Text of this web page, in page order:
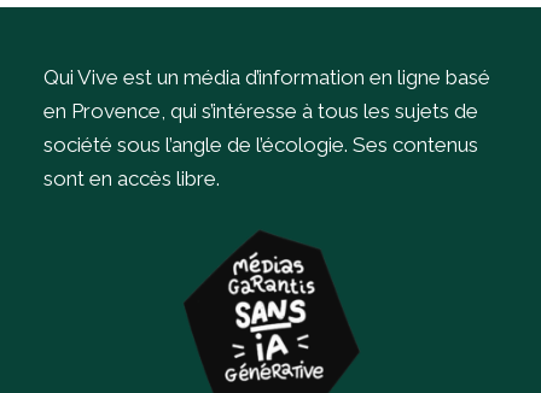
Qui Vive est un média d’information en ligne basé
en Provence, qui s’intéresse à tous les sujets de
société sous l’angle de l’écologie. Ses contenus
sont en accès libre.